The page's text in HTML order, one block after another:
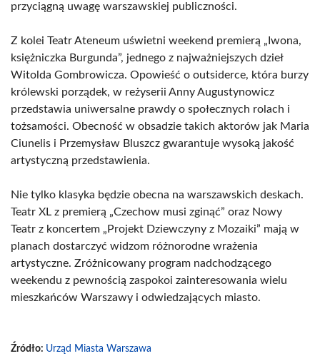
przyciągną uwagę warszawskiej publiczności.
Z kolei Teatr Ateneum uświetni weekend premierą „Iwona,
księżniczka Burgunda”, jednego z najważniejszych dzieł
Witolda Gombrowicza. Opowieść o outsiderce, która burzy
królewski porządek, w reżyserii Anny Augustynowicz
przedstawia uniwersalne prawdy o społecznych rolach i
tożsamości. Obecność w obsadzie takich aktorów jak Maria
Ciunelis i Przemysław Bluszcz gwarantuje wysoką jakość
artystyczną przedstawienia.
Nie tylko klasyka będzie obecna na warszawskich deskach.
Teatr XL z premierą „Czechow musi zginąć” oraz Nowy
Teatr z koncertem „Projekt Dziewczyny z Mozaiki” mają w
planach dostarczyć widzom różnorodne wrażenia
artystyczne. Zróżnicowany program nadchodzącego
weekendu z pewnością zaspokoi zainteresowania wielu
mieszkańców Warszawy i odwiedzających miasto.
Źródło: Urząd Miasta Warszawa